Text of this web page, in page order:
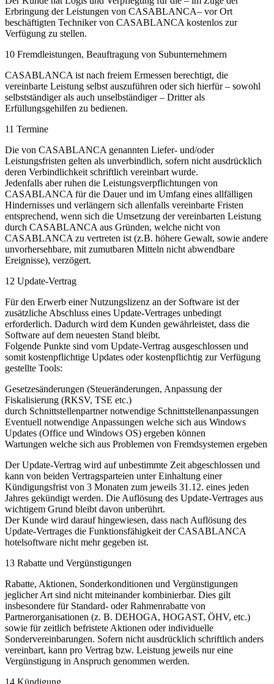
Erbringung der Leistungen von CASABLANCA– vor Ort
beschäftigten Techniker von CASABLANCA kostenlos zur
Verfügung zu stellen.
10 Fremdleistungen, Beauftragung von Subunternehmern
CASABLANCA ist nach freiem Ermessen berechtigt, die
vereinbarte Leistung selbst auszuführen oder sich hierfür – sowohl
selbstständiger als auch unselbständiger – Dritter als
Erfüllungsgehilfen zu bedienen.
11 Termine
Die von CASABLANCA genannten Liefer- und/oder
Leistungsfristen gelten als unverbindlich, sofern nicht ausdrücklich
deren Verbindlichkeit schriftlich vereinbart wurde.
Jedenfalls aber ruhen die Leistungsverpflichtungen von
CASABLANCA für die Dauer und im Umfang eines allfälligen
Hindernisses und verlängern sich allenfalls vereinbarte Fristen
entsprechend, wenn sich die Umsetzung der vereinbarten Leistung
durch CASABLANCA aus Gründen, welche nicht von
CASABLANCA zu vertreten ist (z.B. höhere Gewalt, sowie andere
unvorhersehbare, mit zumutbaren Mitteln nicht abwendbare
Ereignisse), verzögert.
12 Update-Vertrag
Für den Erwerb einer Nutzungslizenz an der Software ist der
zusätzliche Abschluss eines Update-Vertrages unbedingt
erforderlich. Dadurch wird dem Kunden gewährleistet, dass die
Software auf dem neuesten Stand bleibt.
Folgende Punkte sind vom Update-Vertrag ausgeschlossen und
somit kostenpflichtige Updates oder kostenpflichtig zur Verfügung
gestellte Tools:
Gesetzesänderungen (Steueränderungen, Anpassung der
Fiskalisierung (RKSV, TSE etc.)
durch Schnittstellenpartner notwendige Schnittstellenanpassungen
Eventuell notwendige Anpassungen welche sich aus Windows
Updates (Office und Windows OS) ergeben können
Wartungen welche sich aus Problemen von Fremdsystemen ergeben
Der Update-Vertrag wird auf unbestimmte Zeit abgeschlossen und
kann von beiden Vertragsparteien unter Einhaltung einer
Kündigungsfrist von 3 Monaten zum jeweils 31.12. eines jeden
Jahres gekündigt werden. Die Auflösung des Update-Vertrages aus
wichtigem Grund bleibt davon unberührt.
Der Kunde wird darauf hingewiesen, dass nach Auflösung des
Update-Vertrages die Funktionsfähigkeit der CASABLANCA
hotelsoftware nicht mehr gegeben ist.
13 Rabatte und Vergünstigungen
Rabatte, Aktionen, Sonderkonditionen und Vergünstigungen
jeglicher Art sind nicht miteinander kombinierbar. Dies gilt
insbesondere für Standard- oder Rahmenrabatte von
Partnerorganisationen (z. B. DEHOGA, HOGAST, ÖHV, etc.)
sowie für zeitlich befristete Aktionen oder individuelle
Sondervereinbarungen. Sofern nicht ausdrücklich schriftlich anders
vereinbart, kann pro Vertrag bzw. Leistung jeweils nur eine
Vergünstigung in Anspruch genommen werden.
14 Kündigung